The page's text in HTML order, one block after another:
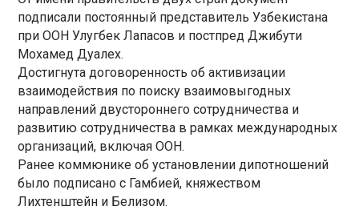
подписали постоянный представитель Узбекистана
при ООН Улугбек Лапасов и постпред Джибути
Мохамед Дуалех.
Достигнута договоренность об активизации
взаимодействия по поиску взаимовыгодных
направлений двустороннего сотрудничества и
развитию сотрудничества в рамках международных
организаций, включая ООН.
Ранее коммюнике об установлении дипотношений
было подписано с Гамбией, княжеством
Лихтенштейн и Белизом.